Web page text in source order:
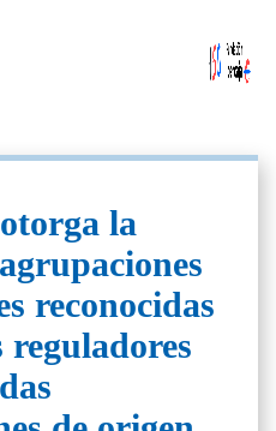
la
reconocidas
reguladores